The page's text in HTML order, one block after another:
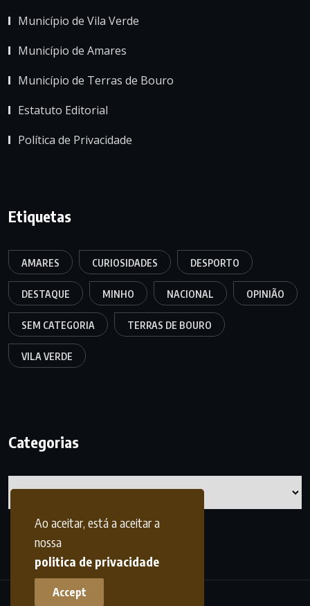
Ao aceitar, está a aceitar a
nossa
politica de privacidade
Accept
Município de Vila Verde
Município de Amares
Município de Terras de Bouro
Estatuto Editorial
Política de Privacidade
Etiquetas
AMARES CURIOSIDADES DESPORTO
DESTAQUE MINHO NACIONAL OPINIÃO
SEM CATEGORIA TERRAS DE BOURO
VILA VERDE
Categorias